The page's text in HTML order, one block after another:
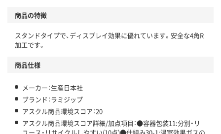
この商品の環境配慮ポイントです。下記商品詳細「
アスクル商品環境スコア詳細／加点項目
商品の特徴
スタンドタイプで、ディスプレイ効果に優れています。安全な4角R
加工です。
商品仕様
メーカー：生産日本社
ブランド：ラミジップ
アスクル商品環境スコア：20
アスクル商品環境スコア詳細/加点項目：●容器包装11:分別・リ
ユース・リサイクルしやすい(10点)●仕組み30-1:温室効果ガスの